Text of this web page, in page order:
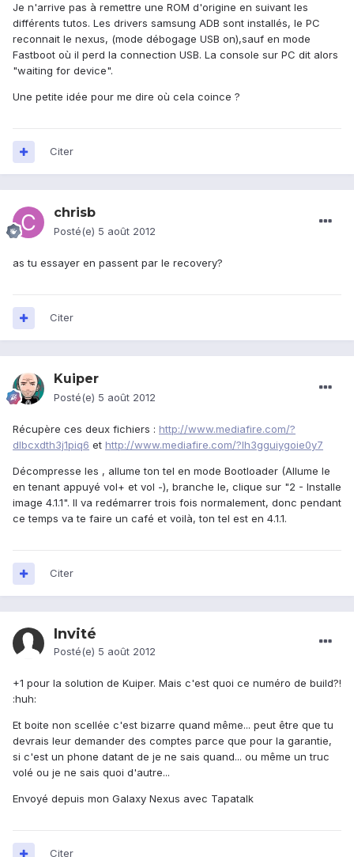
Je n'arrive pas à remettre une ROM d'origine en suivant les
différents tutos. Les drivers samsung ADB sont installés, le PC
reconnait le nexus, (mode débogage USB on),sauf en mode
Fastboot où il perd la connection USB. La console sur PC dit alors
"waiting for device".
Une petite idée pour me dire où cela coince ?
Citer
chrisb
Posté(e) 5 août 2012
as tu essayer en passent par le recovery?
Citer
Kuiper
Posté(e) 5 août 2012
Récupère ces deux fichiers : http://www.mediafire.com/?
dlbcxdth3j1piq6 et http://www.mediafire.com/?lh3gguiygoie0y7
Décompresse les , allume ton tel en mode Bootloader (Allume le
en tenant appuyé vol+ et vol -), branche le, clique sur "2 - Installe
image 4.1.1". Il va redémarrer trois fois normalement, donc pendant
ce temps va te faire un café et voilà, ton tel est en 4.1.1.
Citer
Invité
Posté(e) 5 août 2012
+1 pour la solution de Kuiper. Mais c'est quoi ce numéro de build?!
:huh:
Et boite non scellée c'est bizarre quand même... peut être que tu
devrais leur demander des comptes parce que pour la garantie,
si c'est un phone datant de je ne sais quand... ou même un truc
volé ou je ne sais quoi d'autre...
Envoyé depuis mon Galaxy Nexus avec Tapatalk
Citer